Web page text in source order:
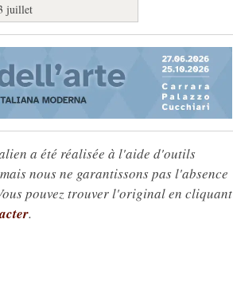
juillet
a été réalisée à l'aide d'outils
nous ne garantissons pas l'absence
pouvez trouver l'original en cliquant
.